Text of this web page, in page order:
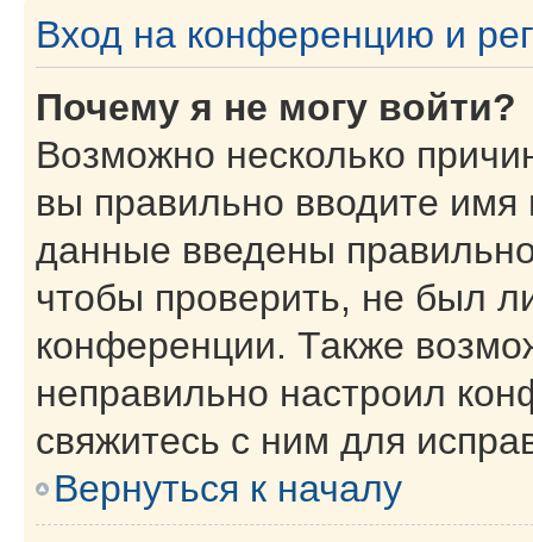
Вход на конференцию и
Почему я не могу войти?
Возможно несколько
вы правильно вводите имя
данные введены
чтобы проверить, не был
конференции. Также
неправильно настроил
свяжитесь с ним для
Вернуться к началу